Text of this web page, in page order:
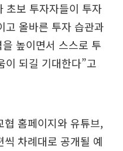
초보 투자자들이 투자
고 올바른 투자 습관과
높이면서 스스로 투
이 되길 기대한다”고
홈페이지와 유튜브,
차례대로 공개될 예